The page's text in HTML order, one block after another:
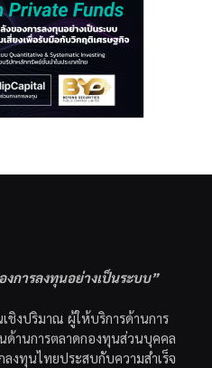
งการลงทุนอย่างเป็นระบบ”
ชิงปริมาณ ผู้ให้บริการด้านการ
านการตลาดกองทุนส่วนบุคคล
งทุนไทยประสบกับความสำเร็จ